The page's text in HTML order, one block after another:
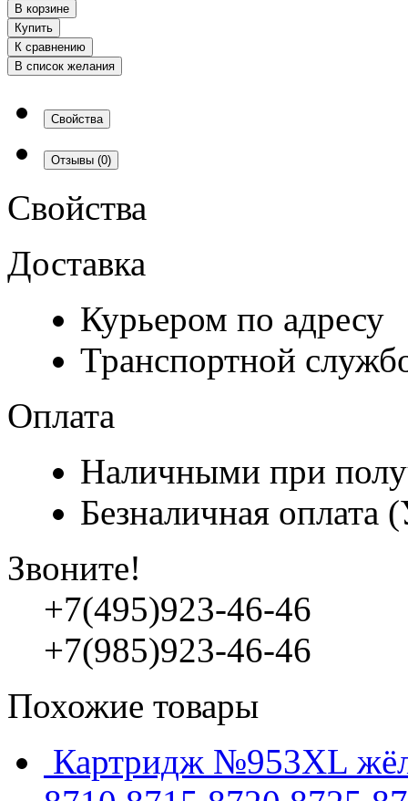
В корзине
Купить
К сравнению
В список желания
Свойства
Отзывы (0)
Свойства
Доставка
Курьером по адресу
Транспортной
Оплата
Наличными при
Безналичная
Звоните!
+7(495)923-46-46
+7(985)923-46-46
Похожие товары
Картридж №953XL